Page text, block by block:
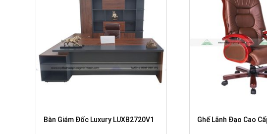
Bàn Giám Đốc Luxury LUXB2720V1 Ghế Lãnh Đạo Cao